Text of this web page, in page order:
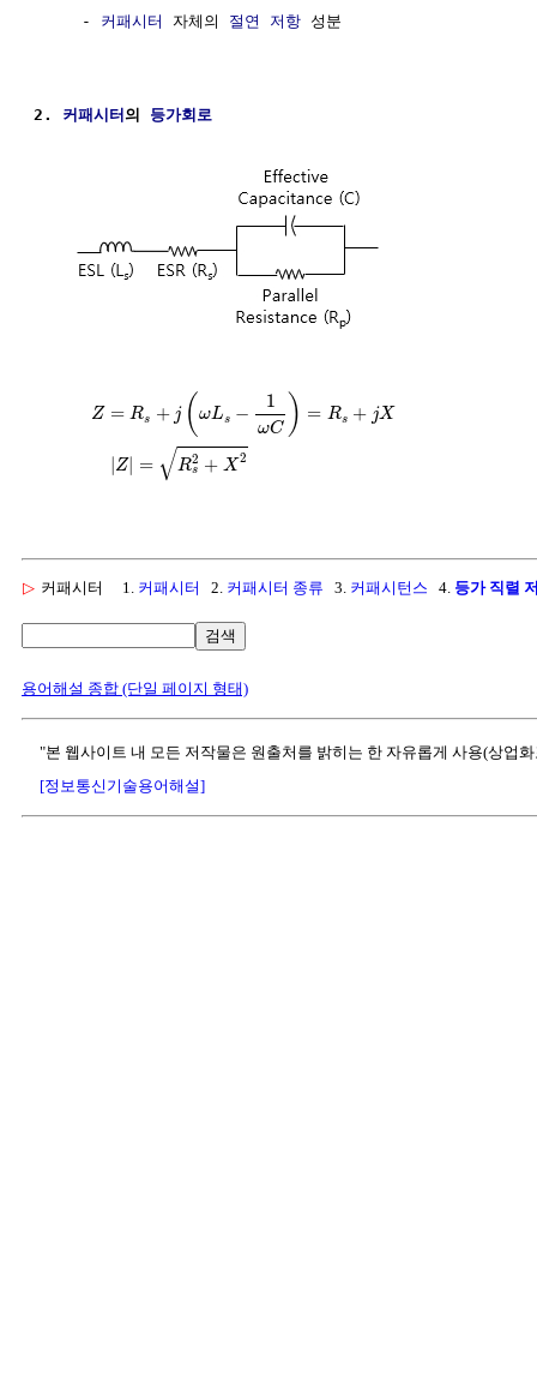
     -
커패시터 자체의 절연 저항 성분
2. 커패시터 의 등가회로
Z = Rs + j ( ωLs −
1
ωC ) = Rs + jX
|Z| = √R2
s + X2
▷ 커패시터 1. 커패시터 2. 커패시터 종류 3. 커패시턴스 4. 등가 직렬
검색
용어해설 종합 (단일 페이지 형태)
"본 웹사이트 내 모든 저작물은 원출처를 밝히는 한 자유롭게 사용(상업
[정보통신기술용어해설]